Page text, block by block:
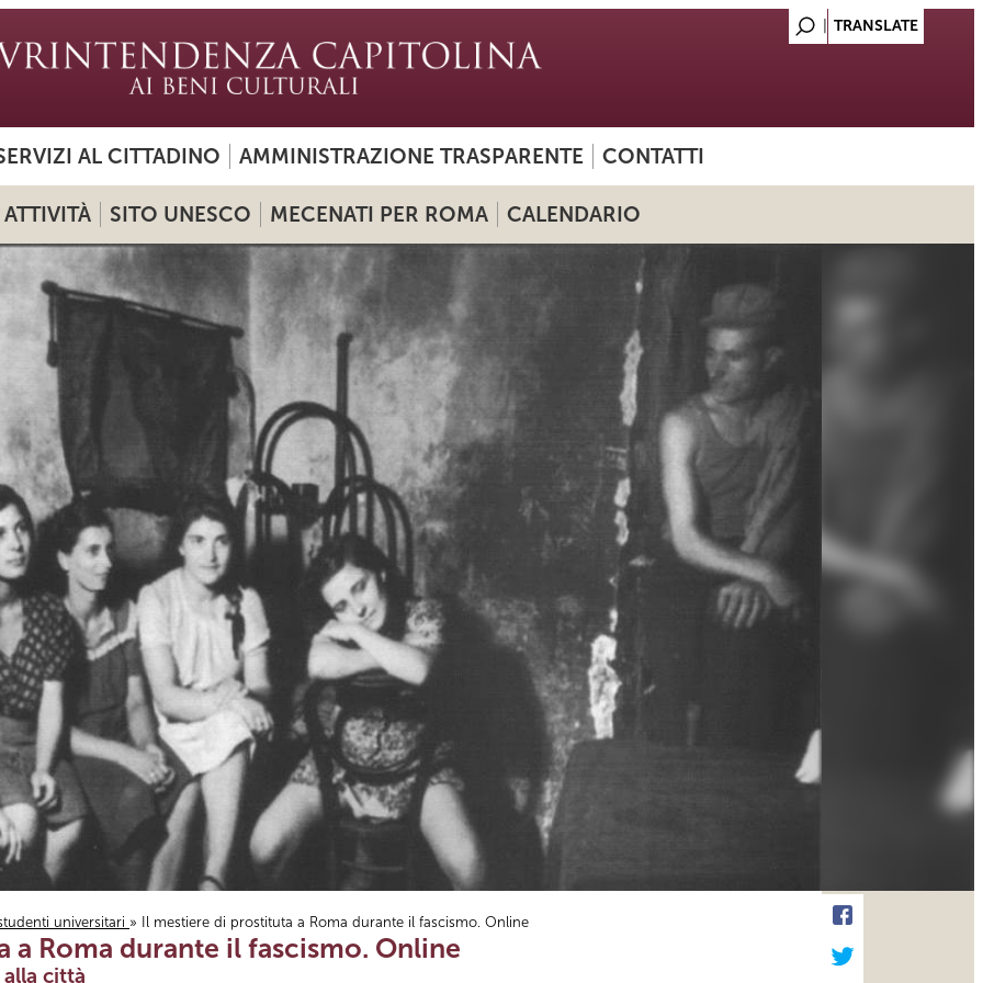
AL CITTADINO AMMINISTRAZIONE TRASPARENTE CONTATTI
ATTIVITÀ SITO UNESCO MECENATI PER ROMA CALENDARIO
universitari » Il mestiere di prostituta a Roma durante il fascismo. Online
Roma durante il fascismo. Online
città